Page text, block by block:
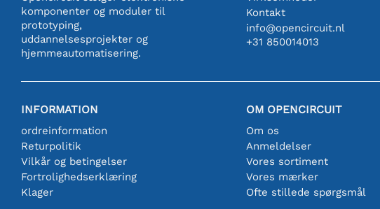
komponenter og moduler til
prototyping,
uddannelsesprojekter og
hjemmeautomatisering.
Kontakt
info@opencircuit.nl
+31 850014013
INFORMATION
ordreinformation
Returpolitik
Vilkår og betingelser
Fortrolighedserklæring
Klager
OM OPENCIRCUIT
Om os
Anmeldelser
Vores sortiment
Vores mærker
Ofte stillede spørgsmål